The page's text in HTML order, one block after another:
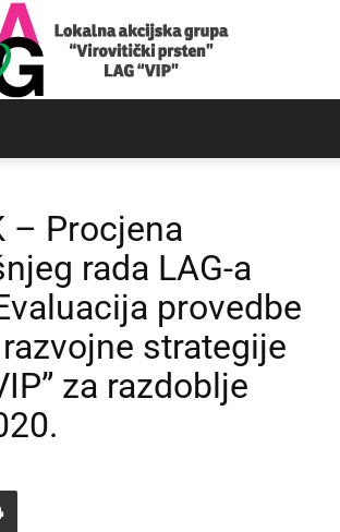
Virovitički
prsten
– Procjena
rada LAG-a
provedbe
strategije
za razdoblje